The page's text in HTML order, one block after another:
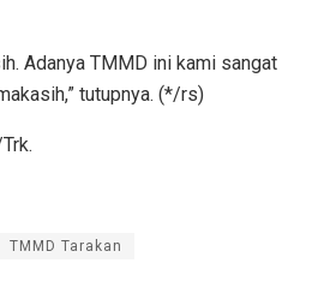
Adanya TMMD ini kami sangat
tutupnya. (*/rs)
TMMD Tarakan